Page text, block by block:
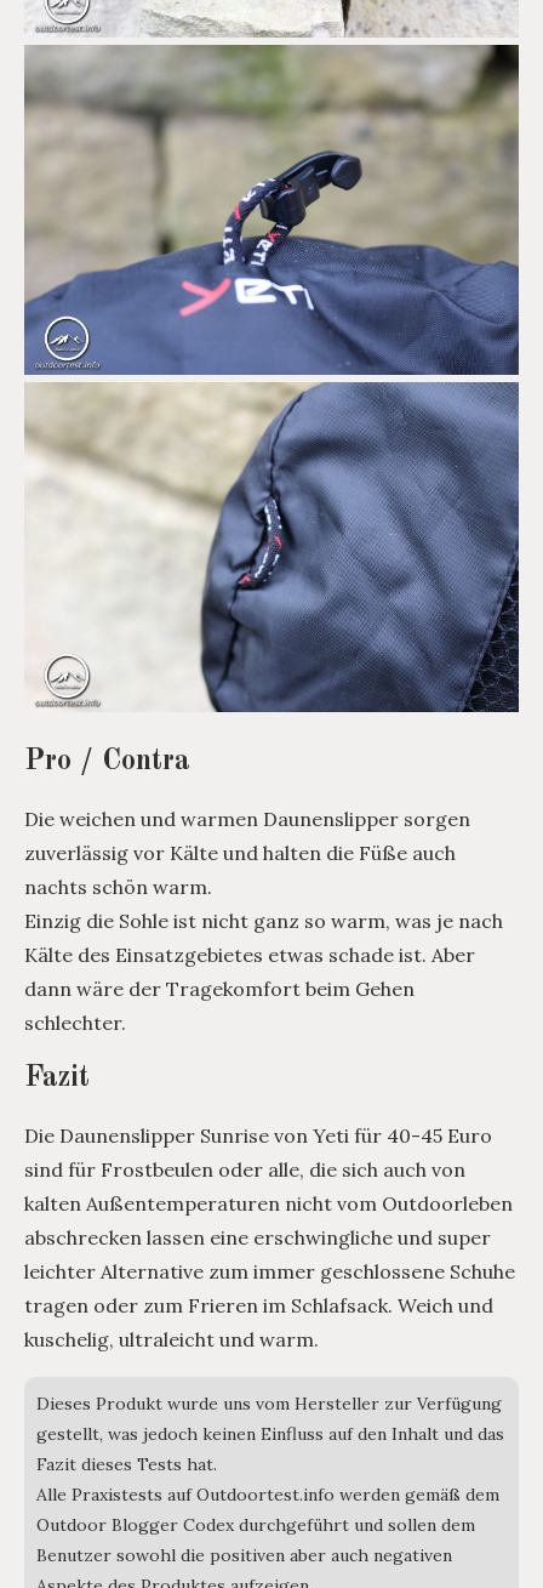
Pro / Contra
Die weichen und warmen Daunenslipper sorgen
zuverlässig vor Kälte und halten die Füße auch
nachts schön warm.
Einzig die Sohle ist nicht ganz so warm, was je nach
Kälte des Einsatzgebietes etwas schade ist. Aber
dann wäre der Tragekomfort beim Gehen
schlechter.
Fazit
Die Daunenslipper Sunrise von Yeti für 40-45 Euro
sind für Frostbeulen oder alle, die sich auch von
kalten Außentemperaturen nicht vom Outdoorleben
abschrecken lassen eine erschwingliche und super
leichter Alternative zum immer geschlossene Schuhe
tragen oder zum Frieren im Schlafsack. Weich und
kuschelig, ultraleicht und warm.
Dieses Produkt wurde uns vom Hersteller zur Verfügung
gestellt, was jedoch keinen Einfluss auf den Inhalt und das
Fazit dieses Tests hat.
Alle Praxistests auf Outdoortest.info werden gemäß dem
Outdoor Blogger Codex durchgeführt und sollen dem
Benutzer sowohl die positiven aber auch negativen